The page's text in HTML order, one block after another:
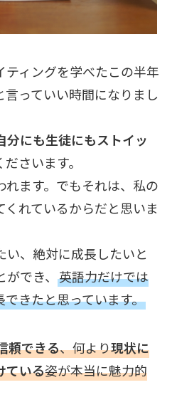
ティングを学べたこの半年
っていい時間になりまし
分にも生徒にもストイッ
さいます。
ます。でもそれは、私の
れているからだと思いま
い、絶対に成長したいと
でき、 英語力だけでは
きたと思っています。
頼できる、何より現状に
ている姿が本当に魅力的